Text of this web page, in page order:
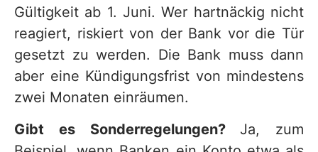
Gültigkeit ab 1. Juni. Wer hartnäckig nicht
reagiert, riskiert von der Bank vor die Tür
gesetzt zu werden. Die Bank muss dann
aber eine Kündigungsfrist von mindestens
zwei Monaten einräumen.
Gibt es Sonderregelungen? Ja, zum